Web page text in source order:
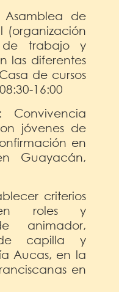
Asamblea de
(organización
trabajo y
las diferentes
de cursos
16:00
Convivencia
jóvenes de
en
Guayacán,
criterios
roles y
animador,
capilla y
Aucas, en la
en